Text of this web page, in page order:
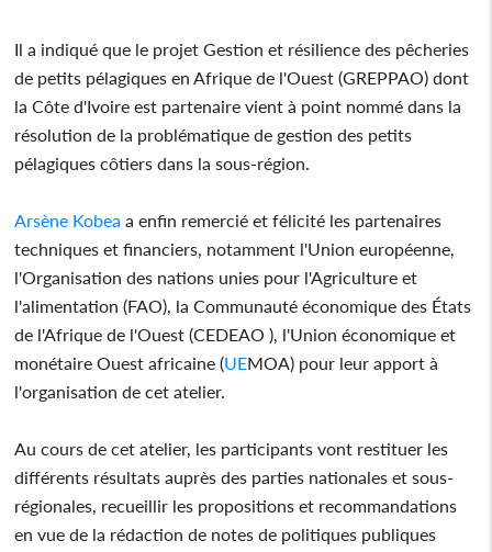
Il a indiqué que le projet Gestion et résilience des pêcheries
de petits pélagiques en Afrique de l'Ouest (GREPPAO) dont
la Côte d'Ivoire est partenaire vient à point nommé dans la
résolution de la problématique de gestion des petits
pélagiques côtiers dans la sous-région.
Arsène Kobea a enfin remercié et félicité les partenaires
techniques et financiers, notamment l'Union européenne,
l'Organisation des nations unies pour l'Agriculture et
l'alimentation (FAO), la Communauté économique des États
de l'Afrique de l'Ouest (CEDEAO ), l'Union économique et
monétaire Ouest africaine (UEMOA) pour leur apport à
l'organisation de cet atelier.
Au cours de cet atelier, les participants vont restituer les
différents résultats auprès des parties nationales et sous-
régionales, recueillir les propositions et recommandations
en vue de la rédaction de notes de politiques publiques